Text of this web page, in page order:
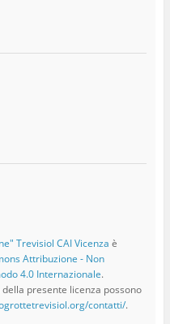
Trevisiol CAI Vicenza è
Attribuzione - Non
4.0 Internazionale.
presente licenza possono
contatti/.